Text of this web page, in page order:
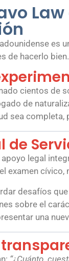
es
de hacerlo
cientos de
de
sea
de
legal
examen
desafíos
sobre el
una